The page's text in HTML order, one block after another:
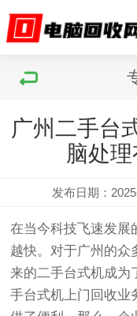
广州二手台
脑处
发布日期：
在当今科技飞速发展
越快。对于广州的众
来的二手台式机成为
手台式机上门回收业